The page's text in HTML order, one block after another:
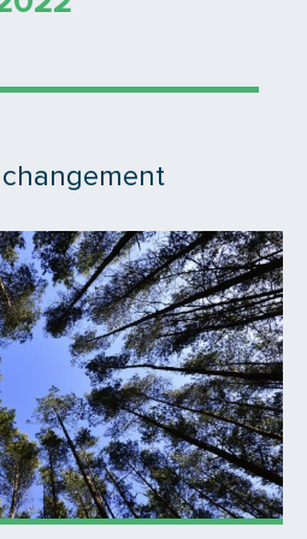
changement